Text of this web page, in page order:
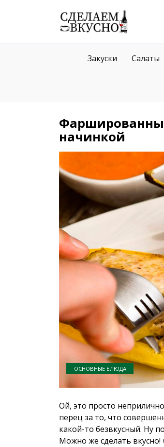
Закуски Салаты
начинкой
ОСНОВНЫЕ БЛЮДА
Ой, это просто
перец за то, что
какой-то безвкусный. Ну
Можно же сделать вкусно!